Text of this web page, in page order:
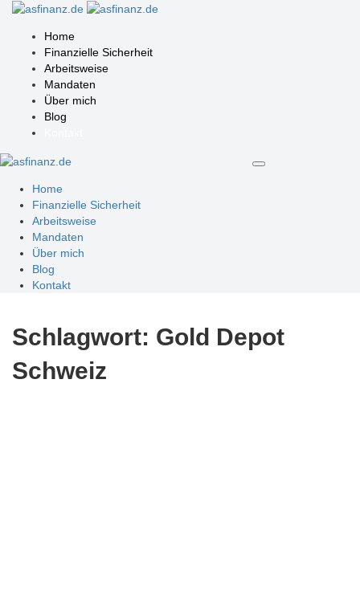
Home
Finanzielle Sicherheit
Arbeitsweise
Mandaten
Über mich
Blog
Home
Finanzielle Sicherheit
Arbeitsweise
Mandaten
Über mich
Blog
Kontakt
Schlagwort: Gold Depot
Schweiz